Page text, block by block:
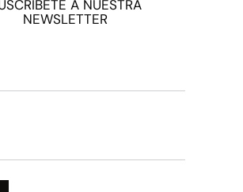
A NUESTRA
NEWSLETTER